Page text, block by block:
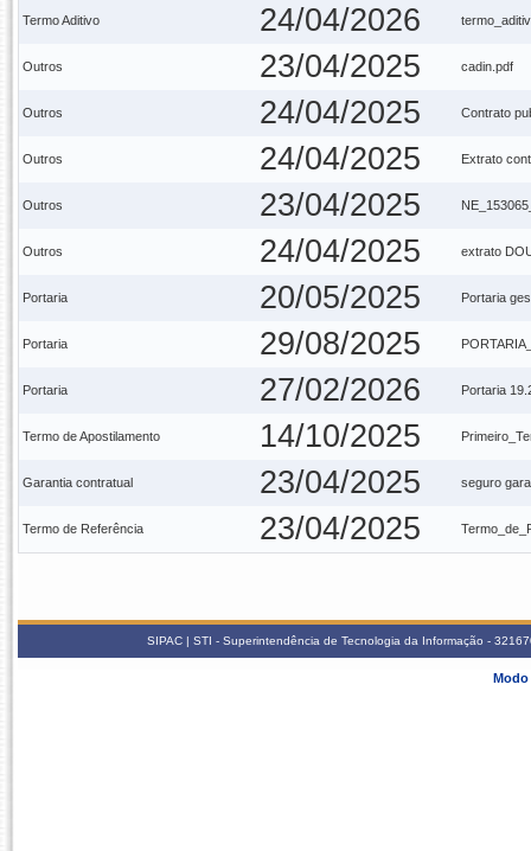
Termo Aditivo 24/04/2026
Outros 23/04/2025 cadin.pdf
Outros 24/04/2025 Contrato
Outros 24/04/2025 Extrato
Outros 23/04/2025
Outros 24/04/2025 extrato
Portaria 20/05/2025 Portaria
Portaria 29/08/2025
Portaria 27/02/2026 Portaria
Termo de Apostilamento 14/10/2025
Garantia contratual 23/04/2025 seguro
Termo de Referência 23/04/2025
SIPAC | STI - Superintendência de Tecnologia da Informação -
Modo